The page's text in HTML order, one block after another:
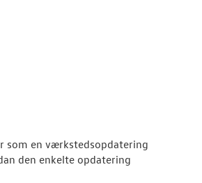
som en værkstedsopdatering
den enkelte opdatering